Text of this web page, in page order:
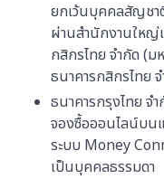
ยกเว้นบุคคลสัญชา
ผ่านสำนักงานใหญ่
กสิกรไทย จำกัด (ม
ธนาคารกสิกรไทย
ธนาคารกรุงไทย จ
จองซื้อออนไลน์บ
ระบบ Money
เป็นบุคคลธรรมดา